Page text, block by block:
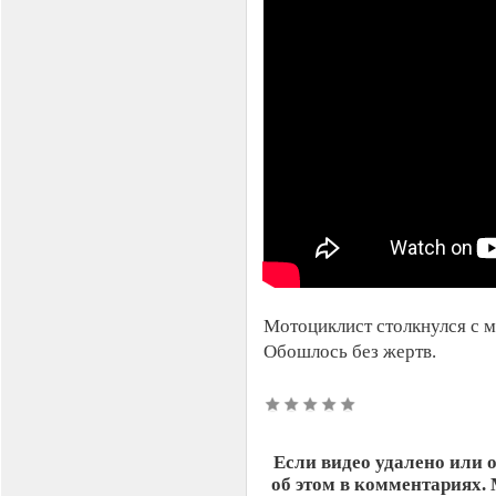
Мотоциклист столкнулся с
Обошлось без жертв.
Если видео удалено или
об этом в комментариях.